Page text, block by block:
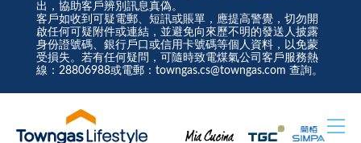
出，協助客戶辨別訊息真偽。
客戶如收到可疑電郵、短訊或賬單，應提高警覺，切勿開
啟任何可疑附件或連結，並避免向來歷不明的發送人披露
身份證號碼、銀行戶口或信用卡號碼等個人資料，以免蒙
受損失。若有任何疑問，可隨時致電煤氣公司客戶服務熱
線：28806988或電郵：towngas.cs@towngas.com 查詢。